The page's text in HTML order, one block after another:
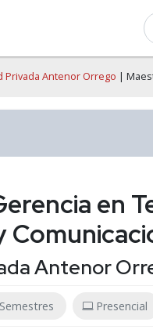
Privada Antenor Orrego |
en
Antenor
Presencial